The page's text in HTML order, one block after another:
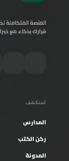
المنصة المتكاملة
قرارك بذكاء مع
استكشف
المدارس
ركن الكتب
المدونة